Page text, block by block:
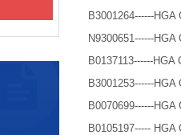
B3001264------
N9300651------
B0137113------
B3001253------
B0070699------
B0105197----- HGA